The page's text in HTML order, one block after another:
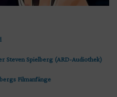
Steven Spielberg (ARD-Audiothek)
Filmanfänge